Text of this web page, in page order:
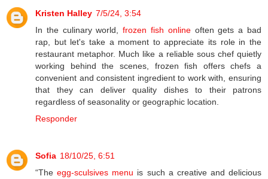
Kristen Halley 7/5/24, 3:54
In the culinary world,frozen fish onlineoften gets a bad
rap, but let's take a moment to appreciate its role in the
restaurant metaphor. Much like a reliable sous chef quietly
working behind the scenes, frozen fish offers chefs a
convenient and consistent ingredient to work with, ensuring
that they can deliver quality dishes to their patrons
regardless of seasonality or geographic location.
Responder
Sofia 18/10/25, 6:51
“Theegg-sculsives menu is such a creative and delicious